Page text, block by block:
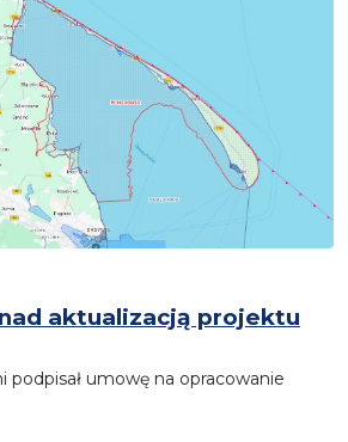
aktualizacją projektu
podpisał umowę na opracowanie